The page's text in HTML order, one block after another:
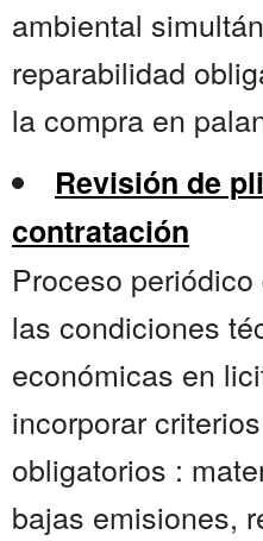
ambiental
reparabilidad
la compra en
Revisión de
contratación
Proceso
las condiciones
económicas en
incorporar
obligatorios :
bajas emisiones,